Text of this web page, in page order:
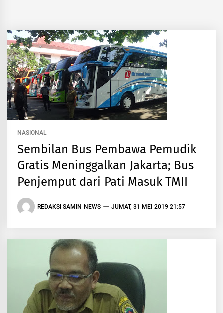
NASIONAL
Sembilan Bus Pembawa Pemudik
Gratis Meninggalkan Jakarta; Bus
Penjemput dari Pati Masuk TMII
REDAKSI SAMIN NEWS JUMAT, 31 MEI 2019 21:57